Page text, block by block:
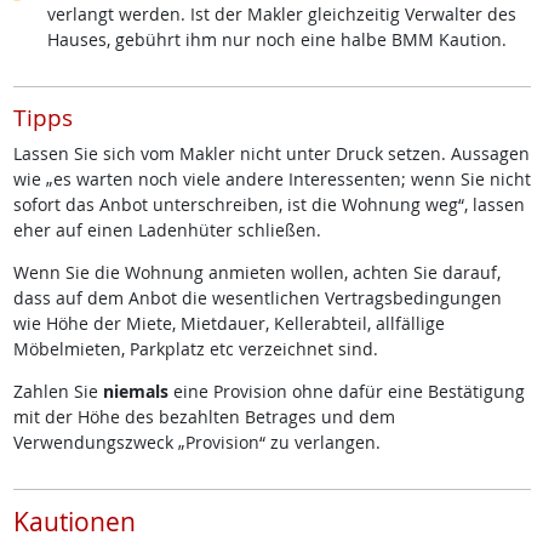
verlangt werden. Ist der Makler gleichzeitig Verwalter des
Hauses, gebührt ihm nur noch eine halbe BMM Kaution.
Tipps
Lassen Sie sich vom Makler nicht unter Druck setzen. Aussagen
wie „es warten noch viele andere Interessenten; wenn Sie nicht
sofort das Anbot unterschreiben, ist die Wohnung weg“, lassen
eher auf einen Ladenhüter schließen.
Wenn Sie die Wohnung anmieten wollen, achten Sie darauf,
dass auf dem Anbot die wesentlichen Vertragsbedingungen
wie Höhe der Miete, Mietdauer, Kellerabteil, allfällige
Möbelmieten, Parkplatz etc verzeichnet sind.
Zahlen Sie niemalseine Provision ohne dafür eine Bestätigung
mit der Höhe des bezahlten Betrages und dem
Verwendungszweck „Provision“ zu verlangen.
Kautionen